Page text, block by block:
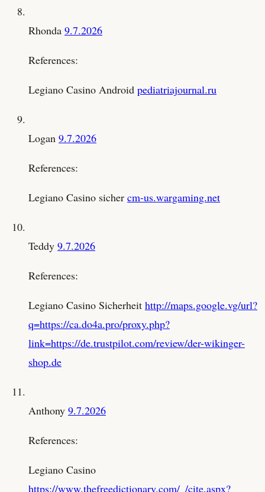
Rhonda 9.7.2026
References:
Legiano Casino Android pediatriajournal.ru
Logan 9.7.2026
References:
Legiano Casino sicher cm-us.wargaming.net
Teddy 9.7.2026
References:
Legiano Casino Sicherheit http://maps.google.vg/url?
q=https://ca.do4a.pro/proxy.php?
link=https://de.trustpilot.com/review/der-wikinger-
shop.de
Anthony 9.7.2026
References:
Legiano Casino
https://www.thefreedictionary.com/_/cite.aspx?